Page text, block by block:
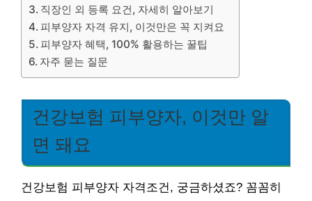
직장인 외 등록 요건, 자세히 알아보기
피부양자 자격 유지, 이것만은 꼭 지켜요
피부양자 혜택, 100% 활용하는 꿀팁
자주 묻는 질문
건강보험 피부양자, 이것만 알
면 돼요
건강보험 피부양자 자격조건, 궁금하셨죠? 꼼꼼히